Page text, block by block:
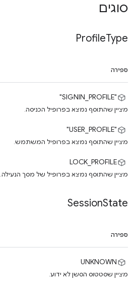
סוגים
ProfileType
ספירה
"SIGNIN_PROFILE"
מציין שהתוסף נמצא בפרופיל הכניסה.
"USER_PROFILE"
מציין שהתוסף נמצא בפרופיל המשתמש.
LOCK_PROFILE
מציין שהתוסף נמצא בפרופיל של מסך הנעילה.
SessionState
ספירה
UNKNOWN
מציין שסטטוס הסשן לא ידוע.